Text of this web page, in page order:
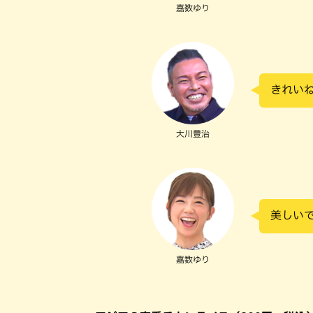
嘉数ゆり
大川豊治
きれい
嘉数ゆり
美しい